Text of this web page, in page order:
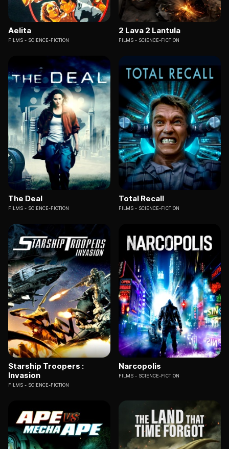
Aelita
FILMS SCIENCE-FICTION
2 Lava 2 Lantula
FILMS SCIENCE-FICTION
The Deal
FILMS SCIENCE-FICTION
Total Recall
FILMS SCIENCE-FICTION
Starship Troopers :
Invasion
FILMS SCIENCE-FICTION
Narcopolis
FILMS SCIENCE-FICTION